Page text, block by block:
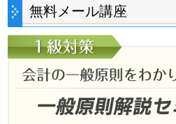
無料メール講座